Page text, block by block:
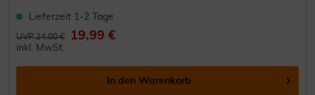
Lieferzeit 1-2 Tage
UVP 24,00 € 19,99 €
inkl. MwSt.
In den Warenkorb